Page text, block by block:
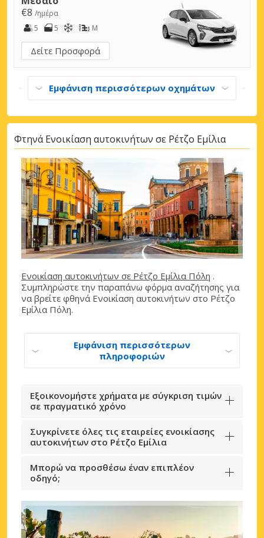
€8 /ημέρα
5
5 M
Δείτε Προσφορά
Εμφάνιση περισσότερων οχημάτων
Φτηνά Ενοικίαση αυτοκινήτων σε Ρέτζο Εμίλια
Ενοικίαση αυτοκινήτων σε Ρέτζο Εμίλια Πόλη .
Συμπληρώστε την παραπάνω φόρμα αναζήτησης για
να βρείτε φθηνά Ενοικίαση αυτοκινήτων στο Ρέτζο
Εμίλια Πόλη.
Εμφάνιση περισσότερων
πληροφοριών
Εξοικονομήστε χρήματα με σύγκριση τιμών
σε πραγματικό χρόνο
Συγκρίνετε όλες τις εταιρείες ενοικίασης
αυτοκινήτων στο Ρέτζο Εμίλια
Μπορώ να προσθέσω έναν επιπλέον
οδηγό;